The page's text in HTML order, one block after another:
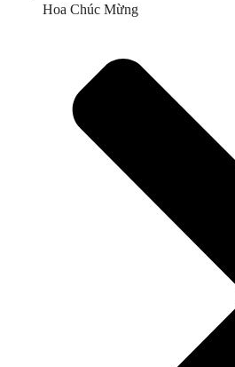
Hoa Chúc Mừng